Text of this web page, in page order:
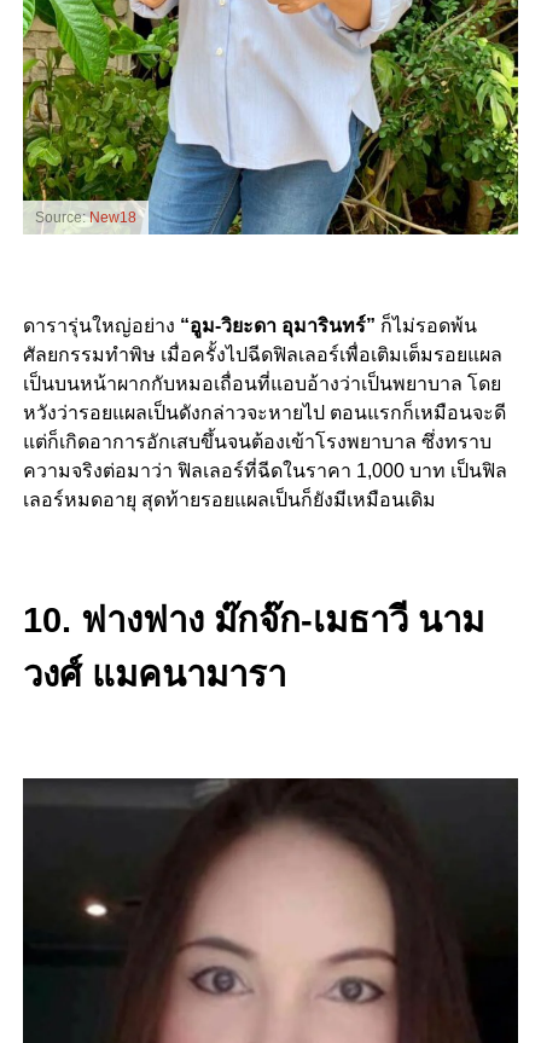
Source:New18
ดารารุ่นใหญ่อย่าง “อูม-วิยะดา อุมารินทร์” ก็ไม่รอดพ้น
ศัลยกรรมทำพิษ เมื่อครั้งไปฉีดฟิลเลอร์เพื่อเติมเต็มรอยแผล
เป็นบนหน้าผากกับหมอเถื่อนที่แอบอ้างว่าเป็นพยาบาล โดย
หวังว่ารอยแผลเป็นดังกล่าวจะหายไป ตอนแรกก็เหมือนจะดี
แต่ก็เกิดอาการอักเสบขึ้นจนต้องเข้าโรงพยาบาล ซึ่งทราบ
ความจริงต่อมาว่า ฟิลเลอร์ที่ฉีดในราคา 1,000 บาท เป็นฟิล
เลอร์หมดอายุ สุดท้ายรอยแผลเป็นก็ยังมีเหมือนเดิม
10. ฟางฟาง ม๊กจ๊ก-เมธาวี นาม
วงศ์ แมคนามารา